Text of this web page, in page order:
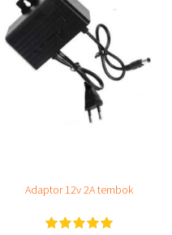
Adaptor 12v 2A tembok